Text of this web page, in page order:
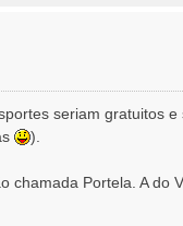
seriam gratuitos
).
Portela. A do